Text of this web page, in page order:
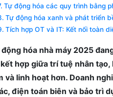
Tự động hóa các quy trình bằng
Tự động hóa xanh và phát triển
Tích hợp OT và IT: Kết nối toàn
hóa nhà máy 2025
hợp giữa trí tuệ nhân
và linh hoạt hơn. Doanh
điện toán biên và bảo trì